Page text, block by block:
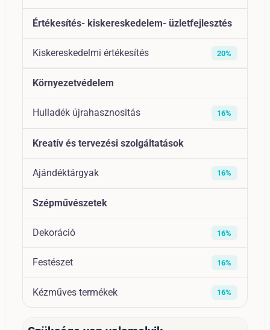
Értékesítés- kiskereskedelem- üzletfejlesztés
Kiskereskedelmi értékesítés 20%
Környezetvédelem
Hulladék újrahasznositás 16%
Kreatív és tervezési szolgáltatások
Ajándéktárgyak 16%
Szépművészetek
Dekoráció 16%
Festészet 16%
Kézműves termékek 16%